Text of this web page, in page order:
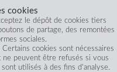
cookies
le dépôt de cookies tiers
de partage, des remontées
sociales.
cookies sont nécessaires
peuvent être refusés si vous
utilisés à des fins d'analyse.